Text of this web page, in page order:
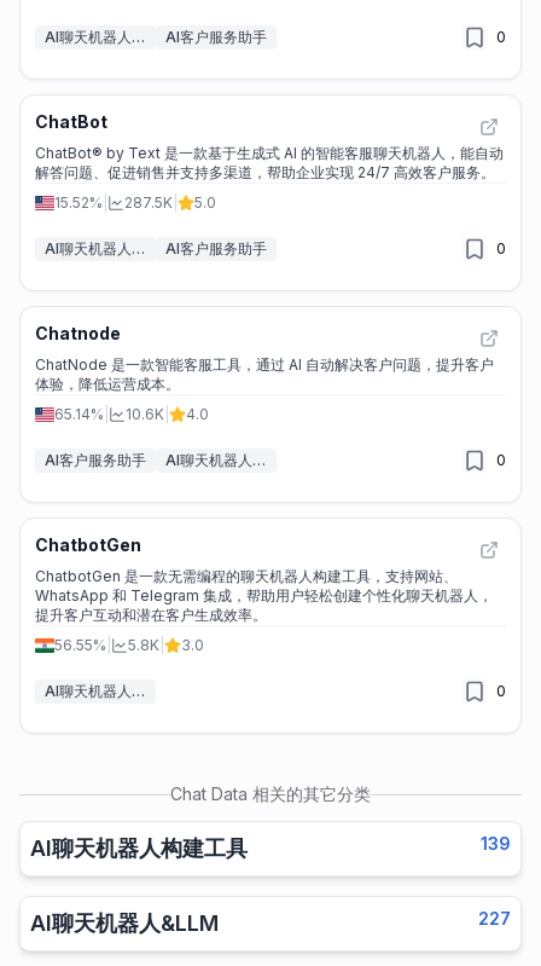
AI聊天机器人构建工具 AI客户服务助手 0
ChatBot
ChatBot® by Text 是一款基于生成式 AI 的智能客服聊天机器人，能自动
解答问题、促进销售并支持多渠道，帮助企业实现 24/7 高效客户服务。
15.52%
287.5K 5.0
AI聊天机器人构建工具 AI客户服务助手 0
Chatnode
ChatNode 是一款智能客服工具，通过 AI 自动解决客户问题，提升客户
体验，降低运营成本。
65.14%
10.6K 4.0
AI客户服务助手 AI聊天机器人构建工具 0
ChatbotGen
ChatbotGen 是一款无需编程的聊天机器人构建工具，支持网站、
WhatsApp 和 Telegram 集成，帮助用户轻松创建个性化聊天机器人，
提升客户互动和潜在客户生成效率。
56.55%
5.8K 3.0
AI聊天机器人构建工具 0
Chat Data 相关的其它分类
AI聊天机器人构建工具 139
AI聊天机器人&LLM 227